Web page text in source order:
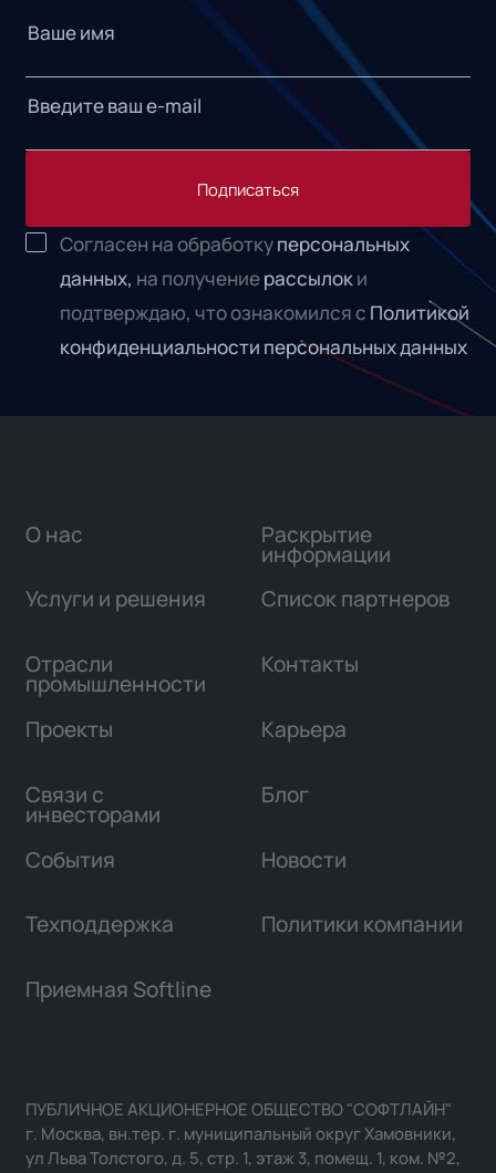
Подписаться
Согласен на обработкуперсональных
данных, на получениерассылоки
подтверждаю, что ознакомился с Политикой
конфиденциальности персональных данных
О нас
Услуги и решения
Отрасли
промышленности
Проекты
Связи с
инвесторами
Раскрытие
информации
Список партнеров
Контакты
Карьера
Блог
События Новости
Техподдержка Политики компании
Приемная Softline
ПУБЛИЧНОЕ АКЦИОНЕРНОЕ ОБЩЕСТВО "СОФТЛАЙН"
г. Москва, вн.тер. г. муниципальный округ Хамовники,
ул Льва Толстого, д. 5, стр. 1, этаж 3, помещ. 1, ком. №2,